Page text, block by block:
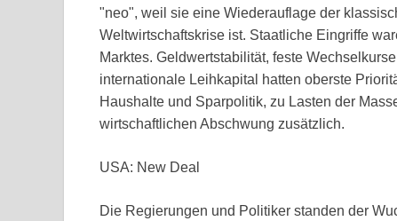
"neo", weil sie eine Wiederauflage der
Weltwirtschaftskrise ist. Staatliche Eingriffe
Marktes. Geldwertstabilität, feste
internationale Leihkapital hatten oberste
Haushalte und Sparpolitik, zu Lasten der
wirtschaftlichen Abschwung zusätzlich.
USA: New Deal
Die Regierungen und Politiker standen der